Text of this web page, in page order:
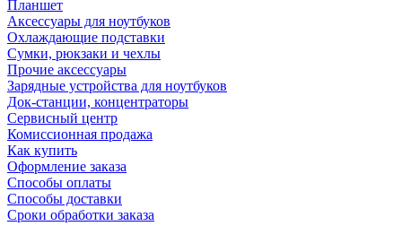
Планшет
Аксессуары для ноутбуков
Охлаждающие подставки
Сумки, рюкзаки и чехлы
Прочие аксессуары
Зарядные устройства для ноутбуков
Док-станции, концентраторы
Сервисный центр
Комиссионная продажа
Как купить
Оформление заказа
Способы оплаты
Способы доставки
Сроки обработки заказа